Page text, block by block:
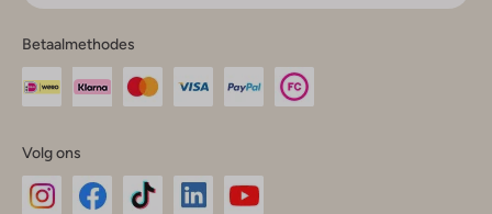
Betaalmethodes
Volg ons